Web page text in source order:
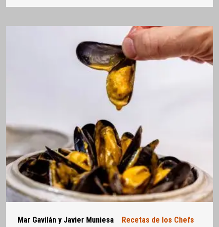
Mar Gavilán y Javier Muniesa Recetas de los Chefs